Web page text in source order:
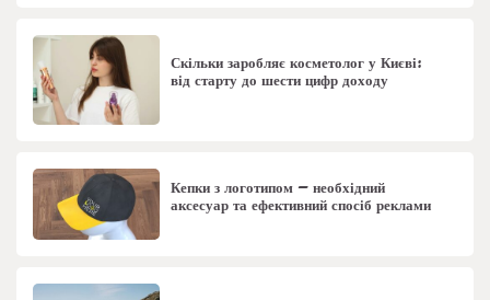
Скільки заробляє косметолог у Києві:
від старту до шести цифр доходу
Кепки з логотипом – необхідний
аксесуар та ефективний спосіб реклами